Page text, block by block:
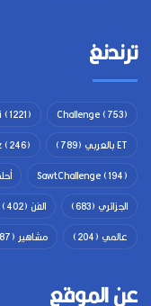
ترندنغ
Challenge(753)
(1221)
ET بالعربي
(789)
(246)
SawtChallenge(194)
الجزائري (683) الفن (402)
عالمي (204) مشاهير (687)
عن الموقع